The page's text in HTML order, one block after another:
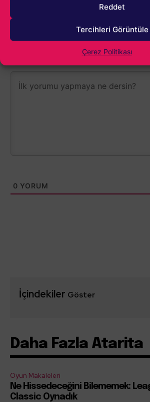
Reddet
Tercihleri Görüntüle
Çerez Politikası
0 YORUM
İçindekiler Göster
Daha Fazla Atarita
Oyun Makaleleri
Ne Hissedeceğini Bilememek:
Classic Oynadık